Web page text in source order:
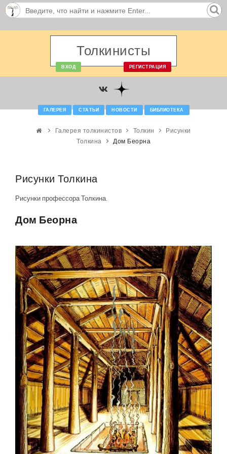
Толкинисты
ВХОД РЕГИСТРАЦИЯ
ГАЛЕРЕЯ СТАТЬИ НОВОСТИ БИБЛИОТЕКА
Галерея толкинистов Толкин
Рисунки
Толкина
Дом Беорна
Рисунки Толкина
Рисунки профессора Толкина.
Дом Беорна